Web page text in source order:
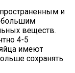
и
большим
веществ.
4-5
имеют
сохранять